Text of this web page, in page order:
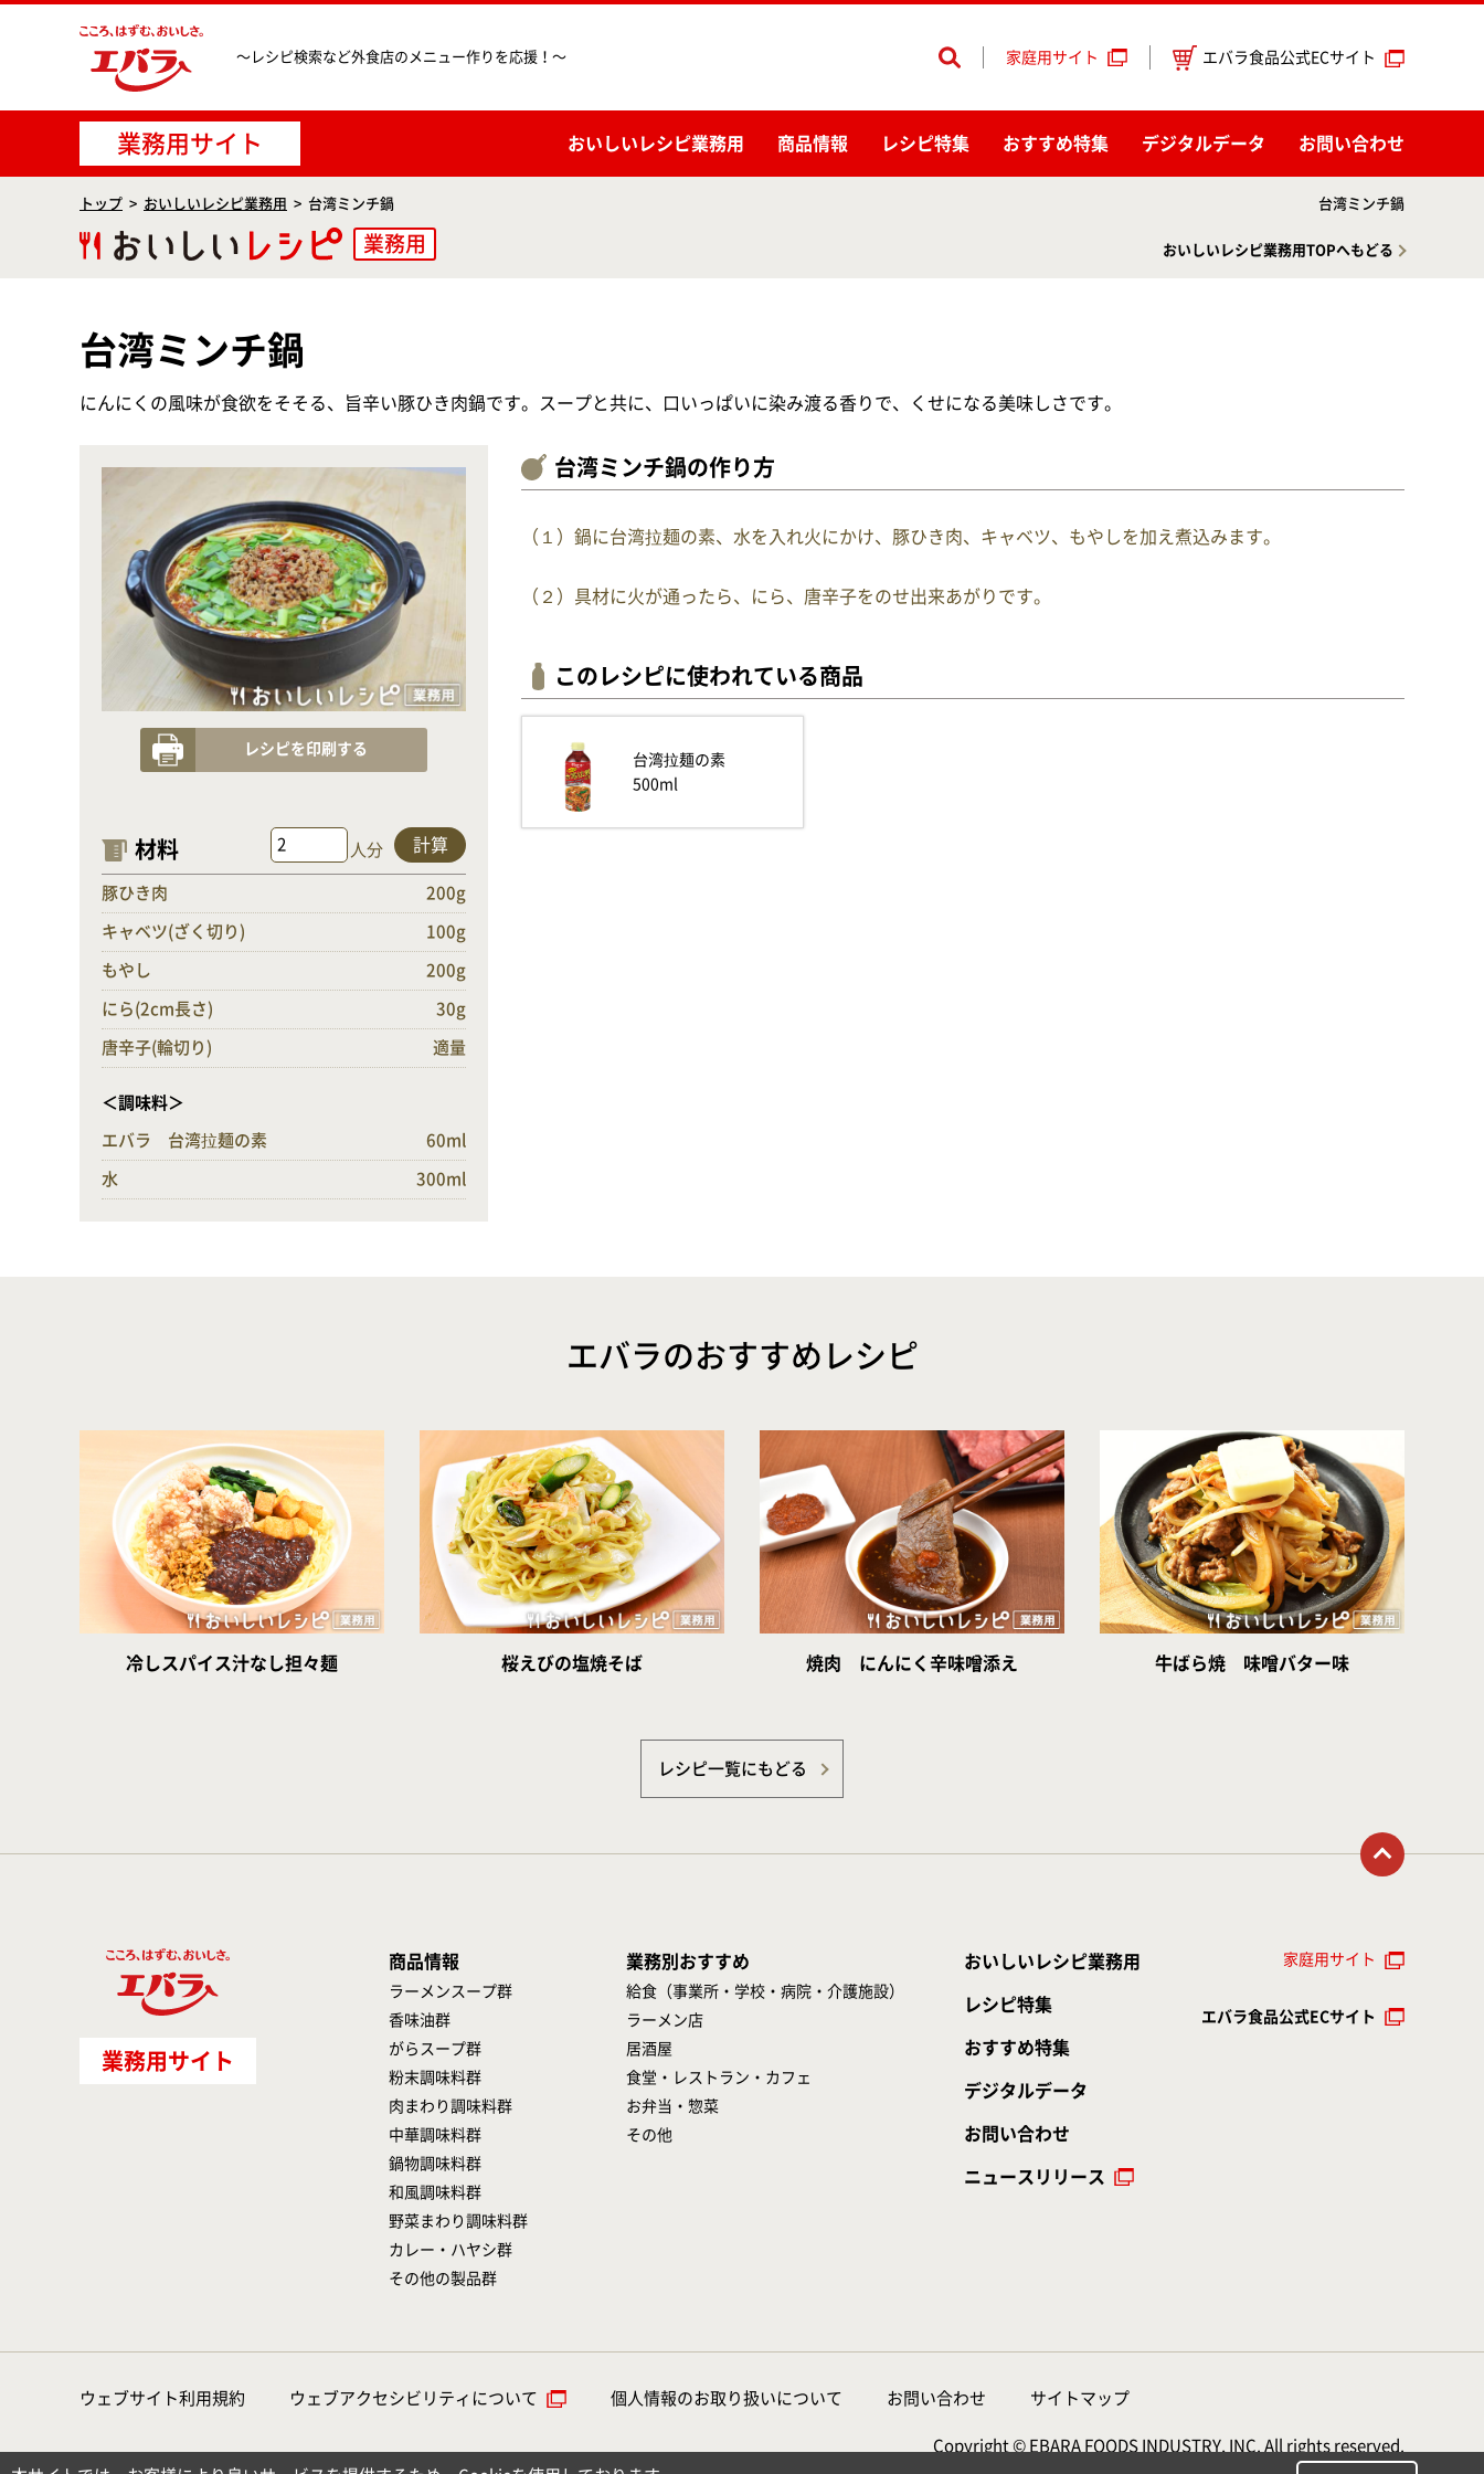
〜レシピ検索など外食店のメニュー作りを応援！〜
業務用サイト おいしいレシピ業務用 商品情報 レシピ特集 おすすめ特集 デジタルデータ お問い合わせ
家庭用サイト エバラ食品公式ECサイト
トップ おいしいレシピ業務用 台湾ミンチ鍋 台湾ミンチ鍋
業務用 おいしいレシピ業務用TOPへもどる
台湾ミンチ鍋
にんにくの風味が食欲をそそる、旨辛い豚ひき肉鍋です。スープと共に、口いっぱいに染み渡る香りで、くせになる美味しさです。
レシピを印刷する
材料 人分 計算
豚ひき肉 200g
キャベツ(ざく切り) 100g
もやし 200g
にら(2cm長さ) 30g
唐辛子(輪切り) 適量
＜調味料＞
エバラ 台湾拉麺の素 60ml
水 300ml
台湾ミンチ鍋の作り方
（１）鍋に台湾拉麺の素、水を入れ火にかけ、豚ひき肉、キャベツ、もやしを加え煮込みます。
（２）具材に火が通ったら、にら、唐辛子をのせ出来あがりです。
このレシピに使われている商品
台湾拉麺の素
500ml
エバラのおすすめレシピ
冷しスパイス汁なし担々麺 桜えびの塩焼そば 焼肉 にんにく辛味噌添え 牛ばら焼 味噌バター味
レシピ一覧にもどる
トップに戻る
業務用サイト
商品情報
ラーメンスープ群
香味油群
がらスープ群
粉末調味料群
肉まわり調味料群
中華調味料群
鍋物調味料群
和風調味料群
野菜まわり調味料群
カレー・ハヤシ群
その他の製品群
業務別おすすめ
給食（事業所・学校・病院・介護施設）
ラーメン店
居酒屋
食堂・レストラン・カフェ
お弁当・惣菜
その他
おいしいレシピ業務用
レシピ特集
おすすめ特集
デジタルデータ
お問い合わせ
ニュースリリース
家庭用サイト
エバラ食品公式ECサイト
ウェブサイト利用規約 ウェブアクセシビリティについて 個人情報のお取り扱いについて お問い合わせ サイトマップ
Copyright © EBARA FOODS INDUSTRY, INC. All rights reserved.